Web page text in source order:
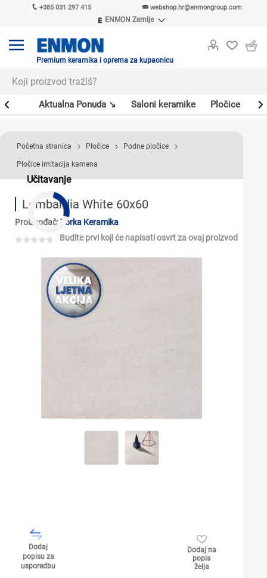
+385 031 297 415 webshop.hr@enmongroup.com
ENMON Zemlje
ENMON MKD
Premium keramika i oprema za kupaonicu
Aktualna Ponuda ↘ Saloni keramike Pločice
Učitavanje
Početna stranica Pločice Podne pločice
Pločice imitacija kamena
Lombardia White 60x60
Proizvođač:Zorka Keramika
Budite prvi koji će napisati osvrt za ovaj proizvod
Dodaj
popisu za
usporedbu
Dodaj na
popis
želja